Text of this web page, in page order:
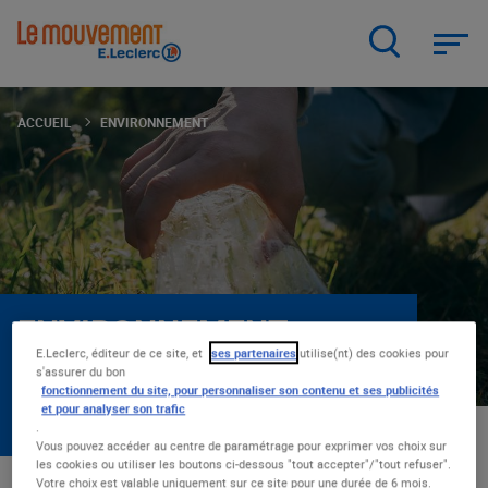
ACCUEIL ENVIRONNEMENT
ENVIRONNEMENT
Chez E.Leclerc, s’engager pour
l’environnement, ça ne date pas d’hier. Et pour
répondre aux enjeux d’aujourd’hui, le combat
n’est pas près de s’arrêter.
E.Leclerc, éditeur de ce site, et ses partenaires utilise(nt) des cookies pour
s'assurer du bon
fonctionnement du site, pour personnaliser son contenu et ses publicités
et pour analyser son trafic
.
Vous pouvez accéder au centre de paramétrage pour exprimer vos choix sur
les cookies ou utiliser les boutons ci-dessous "tout accepter"/"tout refuser".
Votre choix est valable uniquement sur ce site pour une durée de 6 mois.